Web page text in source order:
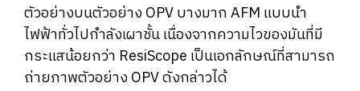
ตัวอย่างบนตัวอย่าง OPV บางมาก AFM แบบนำ
ไฟฟ้าทั่วไปกำลังเผาชั้น เนื่องจากความไวของมันที่มี
กระแสน้อยกว่า ResiScope เป็นเอกลักษณ์ที่สามารถ
ถ่ายภาพตัวอย่าง OPV ดังกล่าวได้